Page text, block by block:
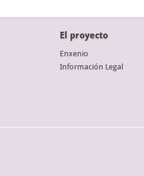
El proyecto
Enxenio
Información Legal